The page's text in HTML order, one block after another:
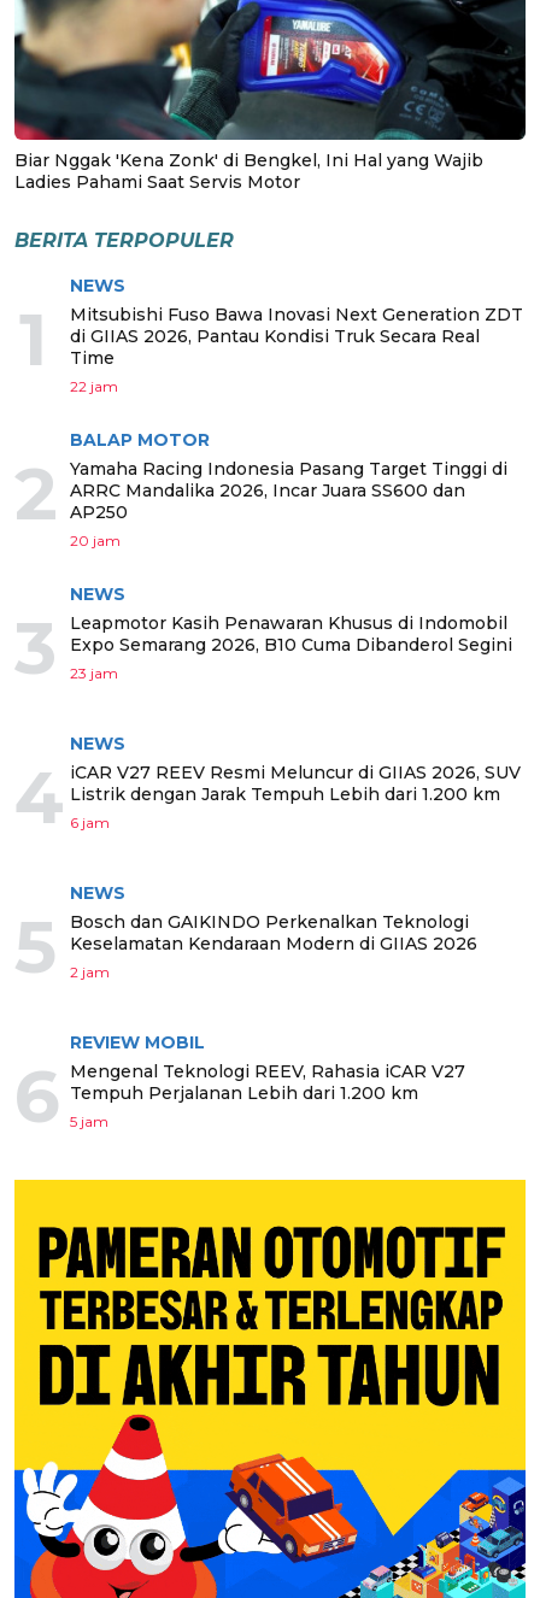
Biar Nggak 'Kena Zonk' di Bengkel, Ini Hal yang Wajib
Ladies Pahami Saat Servis Motor
BERITA TERPOPULER
1
NEWS
Mitsubishi Fuso Bawa Inovasi Next Generation ZDT
di GIIAS 2026, Pantau Kondisi Truk Secara Real
Time
22 jam
2
BALAP MOTOR
Yamaha Racing Indonesia Pasang Target Tinggi di
ARRC Mandalika 2026, Incar Juara SS600 dan
AP250
20 jam
3
NEWS
Leapmotor Kasih Penawaran Khusus di Indomobil
Expo Semarang 2026, B10 Cuma Dibanderol Segini
23 jam
4
NEWS
iCAR V27 REEV Resmi Meluncur di GIIAS 2026, SUV
Listrik dengan Jarak Tempuh Lebih dari 1.200 km
6 jam
5
NEWS
Bosch dan GAIKINDO Perkenalkan Teknologi
Keselamatan Kendaraan Modern di GIIAS 2026
2 jam
6
REVIEW MOBIL
Mengenal Teknologi REEV, Rahasia iCAR V27
Tempuh Perjalanan Lebih dari 1.200 km
5 jam